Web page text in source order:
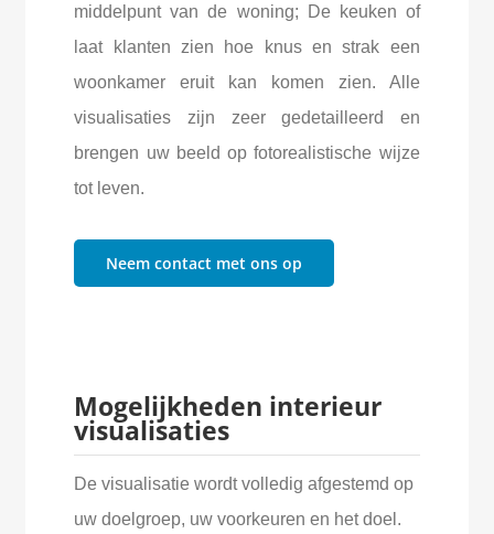
middelpunt van de woning; De keuken of
laat klanten zien hoe knus en strak een
woonkamer eruit kan komen zien. Alle
visualisaties zijn zeer gedetailleerd en
brengen uw beeld op fotorealistische wijze
tot leven.
Neem contact met ons op
Mogelijkheden interieur
visualisaties
De visualisatie wordt volledig afgestemd op
uw doelgroep, uw voorkeuren en het doel.